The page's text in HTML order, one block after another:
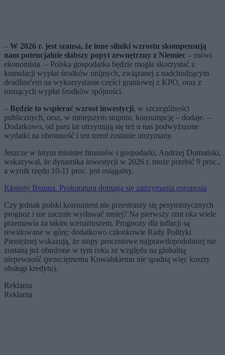
– W 2026 r. jest szansa, że inne silniki wzrostu skompensują
nam potencjalnie słabszy popyt zewnętrzny z Niemiec – mówi
ekonomista. – Polska gospodarka będzie mogła skorzystać z
kumulacji wypłat środków unijnych, związanej z nadchodzącym
deadline'em na wykorzystanie części grantowej z KPO, oraz z
rosnących wypłat środków spójności.
– Będzie to wspierać wzrost inwestycji, w szczególności
publicznych, oraz, w mniejszym stopniu, konsumpcję – dodaje. –
Dodatkowo, od paru lat utrzymują się też u nas podwyższone
wydatki na obronność i ten trend zostanie utrzymany.
Jeszcze w lutym minister finansów i gospodarki, Andrzej Domański,
wskazywał, że dynamika inwestycji w 2026 r. może przebić 9 proc.,
a wynik rzędu 10-11 proc. jest osiągalny.
Kłopoty Brauna. Prokuratura domaga się zatrzymania europosła
Czy jednak polski konsument nie przestraszy się pesymistycznych
prognoz i nie zacznie wydawać mniej? Na pierwszy rzut oka wiele
przemawia za takim scenariuszem. Prognozy dla inflacji są
rewidowane w górę; dodatkowo członkowie Rady Polityki
Pieniężnej wskazują, że stopy procentowe najprawdopodobniej nie
zostaną już obniżone w tym roku ze względu na globalną
niepewność (przeciętnemu Kowalskiemu nie spadną więc koszty
obsługi kredytu).
Reklama
Reklama